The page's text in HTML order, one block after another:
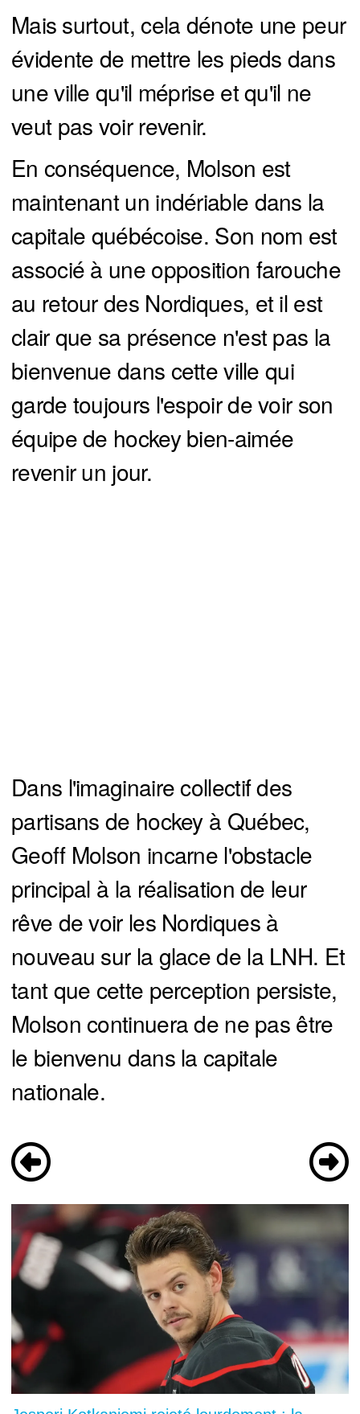
Mais surtout, cela dénote une peur
évidente de mettre les pieds dans
une ville qu'il méprise et qu'il ne
veut pas voir revenir.
En conséquence, Molson est
maintenant un indériable dans la
capitale québécoise. Son nom est
associé à une opposition farouche
au retour des Nordiques, et il est
clair que sa présence n'est pas la
bienvenue dans cette ville qui
garde toujours l'espoir de voir son
équipe de hockey bien-aimée
revenir un jour.
Dans l'imaginaire collectif des
partisans de hockey à Québec,
Geoff Molson incarne l'obstacle
principal à la réalisation de leur
rêve de voir les Nordiques à
nouveau sur la glace de la LNH. Et
tant que cette perception persiste,
Molson continuera de ne pas être
le bienvenu dans la capitale
nationale.